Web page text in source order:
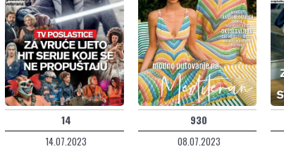
14
14.07.2023
930
08.07.2023